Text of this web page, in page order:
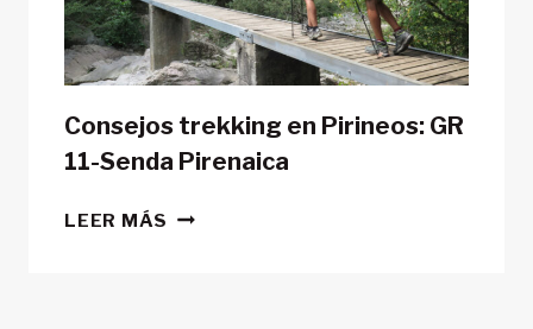
CAMPAÑA?
Consejos trekking en Pirineos: GR
11-Senda Pirenaica
LEER MÁS CONSEJOS